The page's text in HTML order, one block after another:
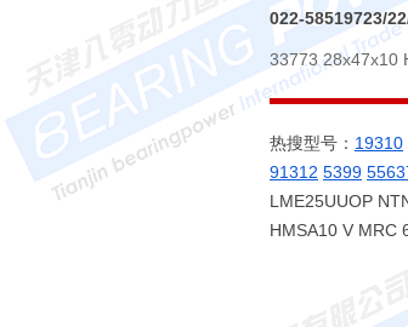
022-58519723/
33773 28x47x10
热搜型号： 19310
91312 5399
LME25UUOP
HMSA10 V MRC